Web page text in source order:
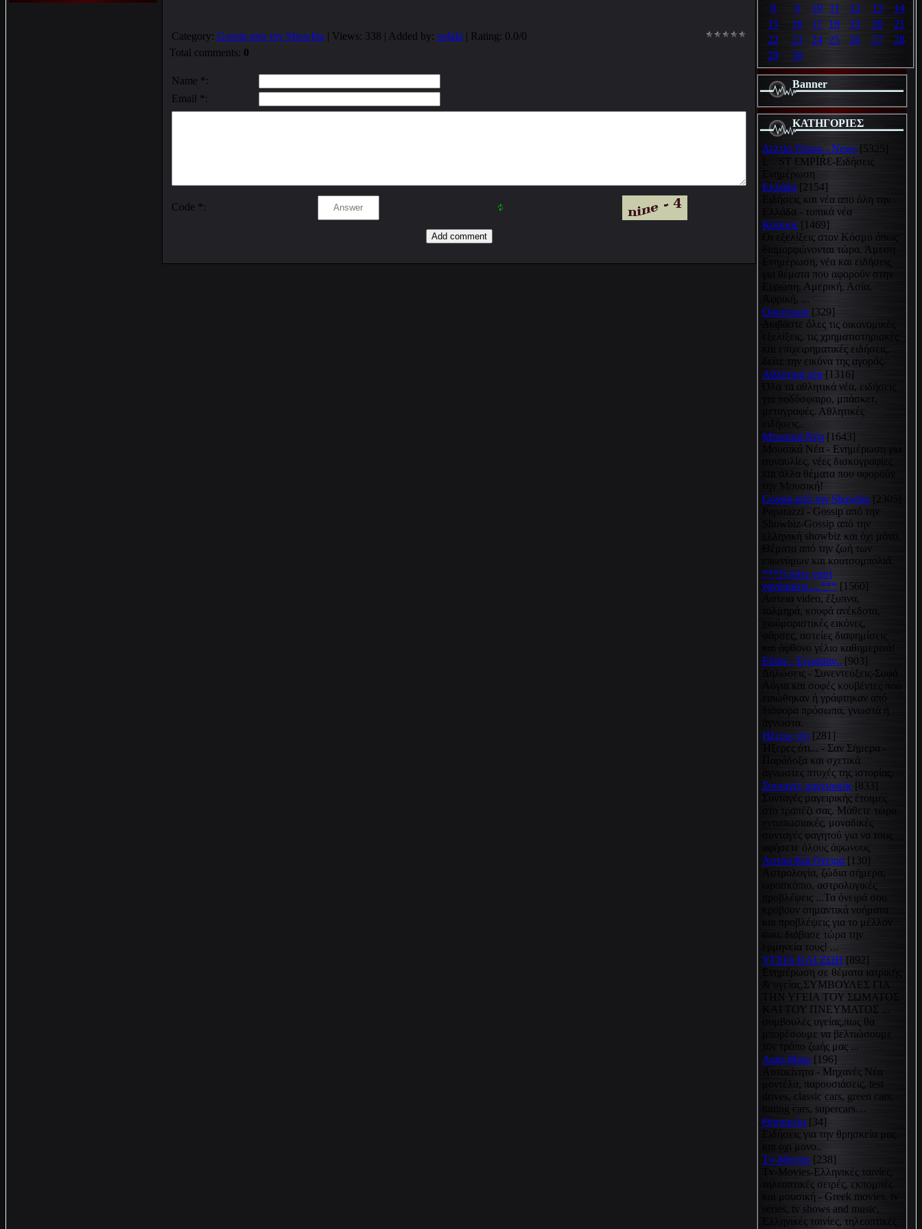
Category: Gossip από την Showbiz | Views: 338 | Added by: sofaki | Rating: 0.0/0
Total comments: 0
Name *:
Email *:
Code *:
8
9 10 11 12 13
14
15
16 17 18 19 20
21
22
23 24 25 26 27
28
29
30
Banner
ΚΑΤΗΓΟΡΙΕΣ
Δελτία Τύπου - News [5325]
Ŀ♡SƬ ƐMṖĪŔƐ-Ειδήσεις
Ενημέρωση
Ελλάδα [2154]
Ειδήσεις και νέα απο όλη την
Ελλάδα - τοπικά νέα
Κόσμος [1469]
Οι εξελίξεις στον Κόσμο όπως
διαμορφώνονται τώρα. Άμεση
Ενημέρωση, νέα και ειδήσεις
για θέματα που αφορούν στην
Ευρώπη, Αμερική, Ασία,
Αφρική, ...
Οικονομία [329]
Διαβάστε όλες τις οικονομικές
εξελίξεις, τις χρηματιστηριακές
και επιχειρηματικές ειδήσεις,
δείτε την εικόνα της αγοράς.
Αθλητικά νέα [1316]
Όλα τα αθλητικά νέα, ειδήσεις
για ποδόσφαιρο, μπάσκετ,
μεταγραφές. Αθλητικές
ειδήσεις..
Μουσικά Νέα [1643]
Μουσικά Νέα - Ενημέρωση για
συναυλίες, νέες δισκογραφίες
και άλλα θέματα που αφορούν
την Μουσική!
Gossip από την Showbiz
[2305]
Paparazzi - Gossip από την
Showbiz-Gossip από την
ελληνική showbiz και όχι μόνο.
Θέματα από την ζωή των
επωνύμων και κουτσομπολιά.
***Γελάτε γιατί
χανόμαστε....*** [1560]
Αστεια video, έξυπνα,
τολμηρά, κουφά ανέκδοτα,
χιούμοριστικές εικόνες,
φάρσες, αστείες διαφημίσεις
και άφθονο γέλιο καθημερινά!
Είπαν - Εγραψαν.. [903]
Δηλώσεις - Συνεντεύξεις-Σοφά
Λόγια και σοφές κουβέντες που
ειπώθηκαν ή γράφτηκαν από
διάφορα πρόσωπα, γνωστά ή
άγνωστα.
Hξερες ότι [281]
Ήξερες ότι... - Σαν Σήμερα -
Παράδοξα και σχετικά
άγνωστες πτυχές της ιστορίας.
Συνταγές μαγειρικής [833]
Συνταγές μαγειρικής έτοιμες
στο τραπέζι σας. Μάθετε τώρα
εντυπωσιακές, μοναδικές
συνταγές φαγητού για να τους
αφήσετε όλους άφωνους
Αστρα Και Ονειρα [130]
Αστρολογία, ζώδια σήμερα,
ωροσκόπιο, αστρολογικές
προβλέψεις ...Τα όνειρά σου
κρύβουν σημαντικά νοήματα
και προβλέψεις για το μέλλον
σου, διάβασε τώρα την
ερμηνεία τους! ...
ΥΓΕΙΑ ΚΑΙ ΖΩΗ [892]
Eνημέρωση σε θέματα ιατρικής
& υγείας,ΣΥΜΒΟΥΛΕΣ ΓΙΑ
ΤΗΝ ΥΓΕΙΑ ΤΟΥ ΣΩΜΑΤΟΣ
ΚΑΙ ΤΟΥ ΠΝΕΥΜΑΤΟΣ ...
συμβουλές υγείας,πως θα
μπορέσουμε να βελτιώσουμε
τον τρόπο ζωής μας ...
Auto-Moto [196]
Αυτοκίνητα - Μηχανές Νέα
μοντέλα, παρουσιάσεις, test
drives, classic cars, green cars,
tuning cars, supercars…
Θρησκεία [34]
Ειδήσεις για την θρησκεία μας
και οχι μονο..
Tv-Movies [238]
Tv-Movies-Ελληνικές ταινίες,
τηλεοπτικές σειρές, εκπομπές
και μουσική - Greek movies, tv
series, tv shows and music,
Ελληνικές ταινίες, τηλεοπτικές